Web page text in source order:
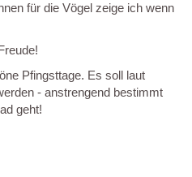
für die Vögel zeige ich wenn
Pfingsttage. Es soll laut
- anstrengend bestimmt
geht!